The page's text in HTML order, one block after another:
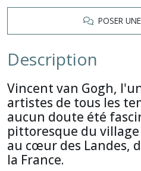
POSER
Description
Vincent van Gogh,
artistes de tous les
aucun doute été
pittoresque du
au cœur des Landes,
la France.